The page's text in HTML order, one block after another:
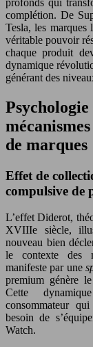
complétion. De
Tesla, les
véritable pouvoir
chaque produit
dynamique
générant des
de marques
Effet de
compulsive de
L’effet Diderot,
XVIIIe siècle,
nouveau bien
le contexte des
manifeste par une
premium génère
Cette
consommateur
besoin de
Watch.